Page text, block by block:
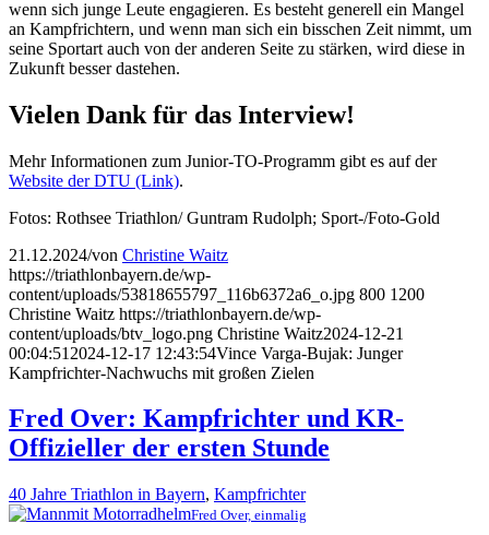
wenn sich junge Leute engagieren. Es besteht generell ein Mangel
an Kampfrichtern, und wenn man sich ein bisschen Zeit nimmt, um
seine Sportart auch von der anderen Seite zu stärken, wird diese in
Zukunft besser dastehen.
Vielen Dank für das Interview!
Mehr Informationen zum Junior-TO-Programm gibt es auf der
Website der DTU (Link).
Fotos: Rothsee Triathlon/ Guntram Rudolph; Sport-/Foto-Gold
21.12.2024/von Christine Waitz
https://triathlonbayern.de/wp-
content/uploads/53818655797_116b6372a6_o.jpg 800 1200
Christine Waitz https://triathlonbayern.de/wp-
content/uploads/btv_logo.png Christine Waitz2024-12-21
00:04:51 2024-12-17 12:43:54Vince Varga-Bujak: Junger
Kampfrichter-Nachwuchs mit großen Zielen
Fred Over: Kampfrichter und KR-
Offizieller der ersten Stunde
40 Jahre Triathlon in Bayern, Kampfrichter
Fred Over, einmalig